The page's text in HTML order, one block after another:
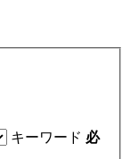
キーワード 必